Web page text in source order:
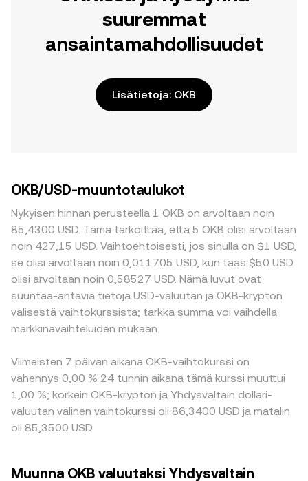
suuremmat
ansaintamahdollisuudet
Lisätietoja: OKB
OKB/USD-muuntotaulukot
Nykyisen hinnan perusteella 1 OKB on arvoltaan noin
85,4300 USD. Tämä tarkoittaa, että 5 OKB olisi arvoltaan
noin 427,15 USD. Vaihtoehtoisesti, jos sinulla on $1 USD,
se olisi arvoltaan noin 0,011705 USD, kun taas $50 USD
olisi arvoltaan noin 0,58527 USD. Nämä luvut ovat
suuntaa-antavia tietoja USD-valuutan ja OKB-krypton
välisestä vaihtokurssista; tarkka summa voi vaihdella
markkinavaihteluiden mukaan.
Viimeisten 7 päivän aikana OKB-vaihtokurssi on
vähennys 0,00 % 24 tunnin aikana tämä kurssi muuttui
1,00 %; korkein OKB-krypton ja Yhdysvaltain dollari-
valuutan välinen vaihtokurssi oli 86,3400 USD ja matalin
oli 85,3500 USD.
Muunna OKB valuutaksi Yhdysvaltain